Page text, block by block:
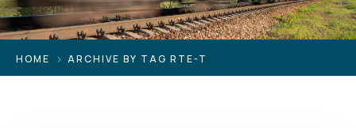
HOME ARCHIVE BY TAG RTE-T